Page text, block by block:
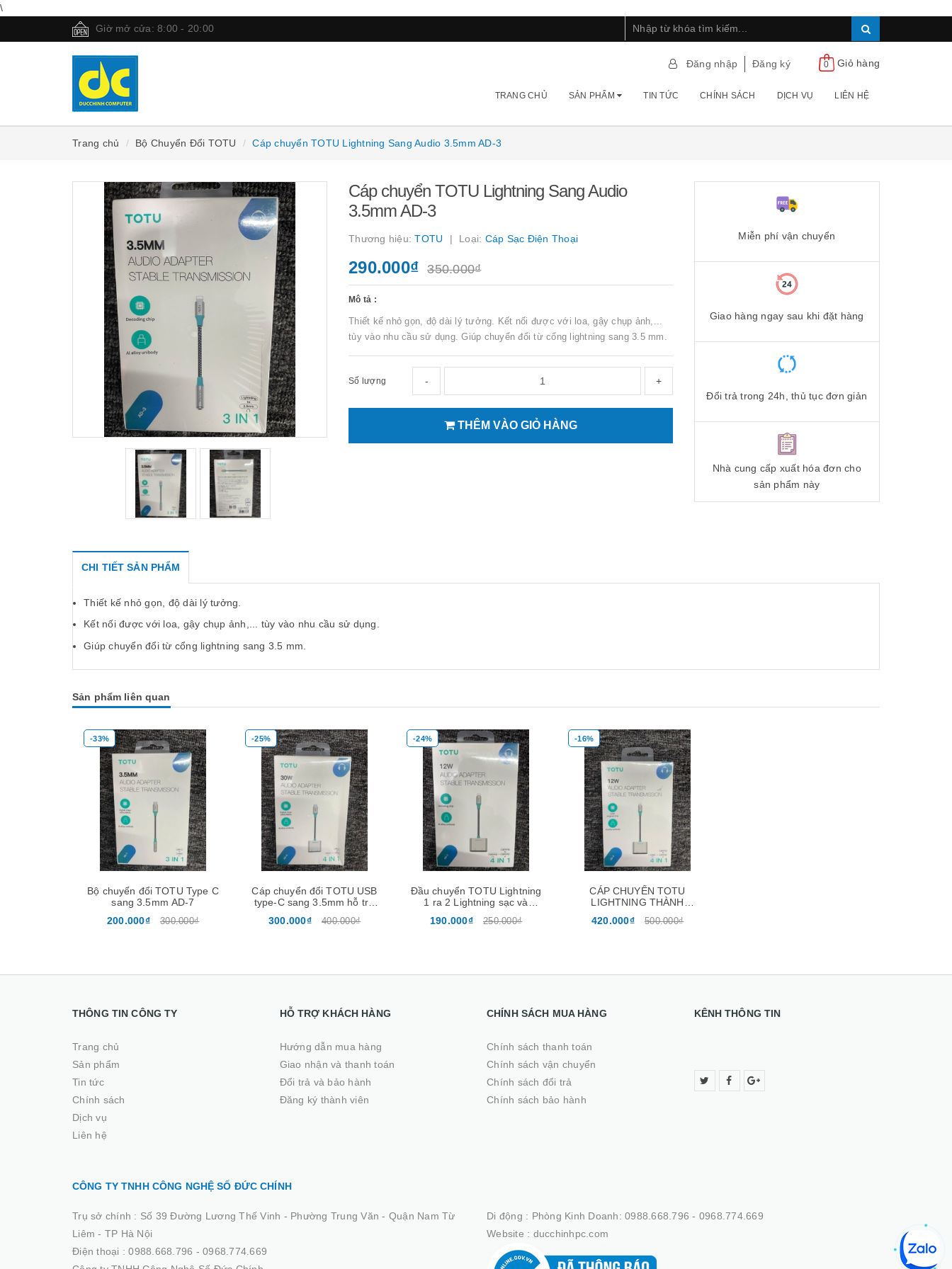
\
Giờ mở cửa: 8:00 - 20:00
Đăng nhập Đăng ký 0 Giỏ hàng
TRANG CHỦ SẢN PHẨM TIN TỨC CHÍNH SÁCH DỊCH VỤ LIÊN HỆ
Trang chủ Bộ Chuyển Đổi TOTU Cáp chuyển TOTU Lightning Sang Audio 3.5mm AD-3
Cáp chuyển TOTU Lightning Sang Audio
3.5mm AD-3
Thương hiệu:TOTU Loại: Cáp Sạc Điện Thoại
290.000₫ 350.000₫
Mô tả :
Thiết kế nhỏ gọn, độ dài lý tưởng. Kết nối được với loa, gậy chụp ảnh,...
tùy vào nhu cầu sử dụng. Giúp chuyển đổi từ cổng lightning sang 3.5 mm.
Số lượng - +
THÊM VÀO GIỎ HÀNG
Miễn phí vận chuyển
Giao hàng ngay sau khi đặt hàng
Đổi trả trong 24h, thủ tục đơn giản
Nhà cung cấp xuất hóa đơn cho
sản phẩm này
CHI TIẾT SẢN PHẨM
Thiết kế nhỏ gọn, độ dài lý tưởng.
Kết nối được với loa, gậy chụp ảnh,... tùy vào nhu cầu sử dụng.
Giúp chuyển đổi từ cổng lightning sang 3.5 mm.
Sản phẩm liên quan
-33%
Xem nhanh
Bộ chuyển đổi TOTU Type C
sang 3.5mm AD-7
200.000₫
300.000₫
-25%
Xem nhanh
Cáp chuyển đổi TOTU USB
type-C sang 3.5mm hỗ trợ
300.000₫ 400.000₫
-24%
Mua hàng
Đầu chuyển TOTU Lightning
1 ra 2 Lightning sạc và
190.000₫ 250.000₫
-16%
Mua hàng
CÁP CHUYỂN TOTU
LIGHTNING THÀNH
AD-2
420.000₫ 500.000₫
THÔNG TIN CÔNG TY
Trang chủ
Sản phẩm
Tin tức
Chính sách
Dịch vụ
Liên hệ
HỖ TRỢ KHÁCH HÀNG
Hướng dẫn mua hàng
Giao nhận và thanh toán
Đổi trả và bảo hành
Đăng ký thành viên
CHÍNH SÁCH MUA HÀNG
Chính sách thanh toán
Chính sách vận chuyển
Chính sách đổi trả
Chính sách bảo hành
KÊNH THÔNG TIN
CÔNG TY TNHH CÔNG NGHỆ SỐ ĐỨC CHÍNH
Trụ sở chính : Số 39 Đường Lương Thế Vinh - Phường Trung Văn - Quận Nam Từ
Liêm - TP Hà Nội
Điện thoại :0988.668.796 - 0968.774.669
Di động : Phòng Kinh Doanh: 0988.668.796 - 0968.774.669
Website : ducchinhpc.com